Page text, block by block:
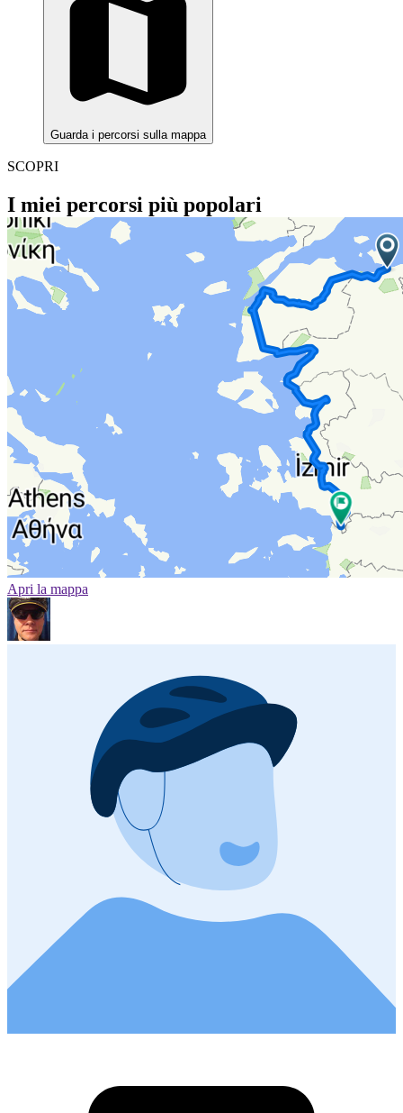
Guarda i percorsi sulla mappa
SCOPRI
I miei percorsi più popolari
Apri la mappa